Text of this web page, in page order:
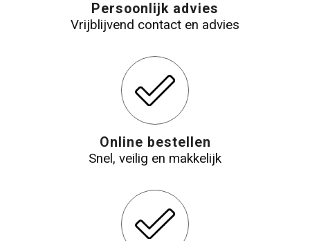
Persoonlijk advies
Vrijblijvend contact en advies
Online bestellen
Snel, veilig en makkelijk